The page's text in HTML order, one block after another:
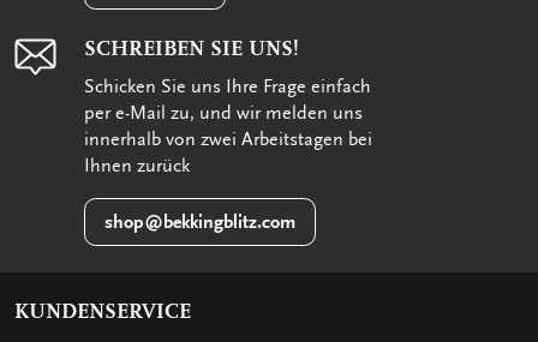
SCHREIBEN SIE UNS!
Schicken Sie uns Ihre Frage einfach
per e-Mail zu, und wir melden uns
innerhalb von zwei Arbeitstagen bei
Ihnen zurück
shop@bekkingblitz.com
KUNDENSERVICE